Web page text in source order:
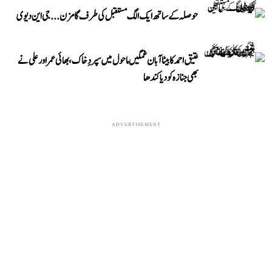
حوصلہ کے ساتھ ایک الگ مستقبل کی طرف گامزن... جی این دیوی
عتیق احمد کا بیٹا آبان غمگین ماحول میں سپردِ خاک، بھائی عمر اور علی نے
بھی جنازہ کو دیا کندھا
ADVERTISEMENT